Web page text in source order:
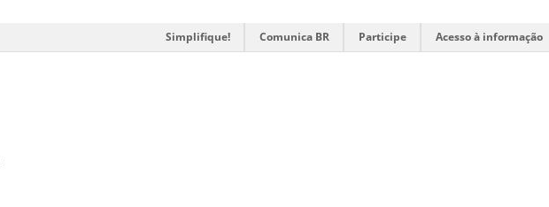
Simplifique! Comunica BR Participe Acesso à informação